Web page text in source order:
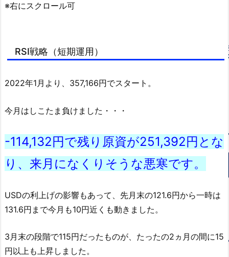
※右にスクロール可
RSI戦略（短期運用）
2022年1月より、357,166円でスタート。
今月はしこたま負けました・・・
-114,132円で残り原資が251,392円とな
り、来月になくりそうな悪寒です。
USDの利上げの影響もあって、先月末の121.6円から一時は
131.6円まで今月も10円近くも動きました。
3月末の段階で115円だったものが、たったの2ヵ月の間に15
円以上も上昇しました。